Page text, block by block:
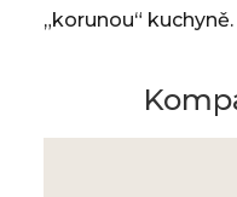
„korunou“ kuchyně.